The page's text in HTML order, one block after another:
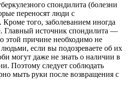
спондилита (болезни
переносят люди с
того, заболеванием иногда
Главный источник спондилита —
этой причине необходимо не
если вы подозреваете об их
могут даже не знать о наличии в
Поэтому следует соблюдать
мыть руки после возвращения с